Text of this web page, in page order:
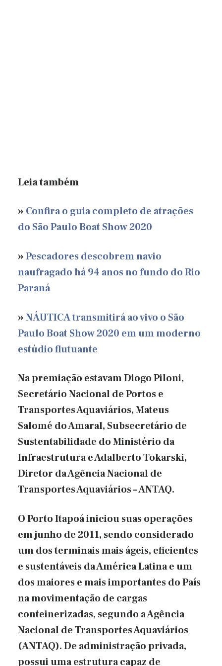
Leia também
» Confira o guia completo de atrações
do São Paulo Boat Show 2020
»Pescadores descobrem navio
naufragado há 94 anos no fundo do Rio
Paraná
»NÁUTICA transmitirá ao vivo o São
Paulo Boat Show 2020 em um moderno
estúdio flutuante
Na premiação estavam Diogo Piloni,
Secretário Nacional de Portos e
Transportes Aquaviários, Mateus
Salomé do Amaral, Subsecretário de
Sustentabilidade do Ministério da
Infraestrutura e Adalberto Tokarski,
Diretor da Agência Nacional de
Transportes Aquaviários – ANTAQ.
O Porto Itapoá iniciou suas operações
em junho de 2011, sendo considerado
um dos terminais mais ágeis, eficientes
e sustentáveis da América Latina e um
dos maiores e mais importantes do País
na movimentação de cargas
conteinerizadas, segundo a Agência
Nacional de Transportes Aquaviários
(ANTAQ). De administração privada,
possui uma estrutura capaz de